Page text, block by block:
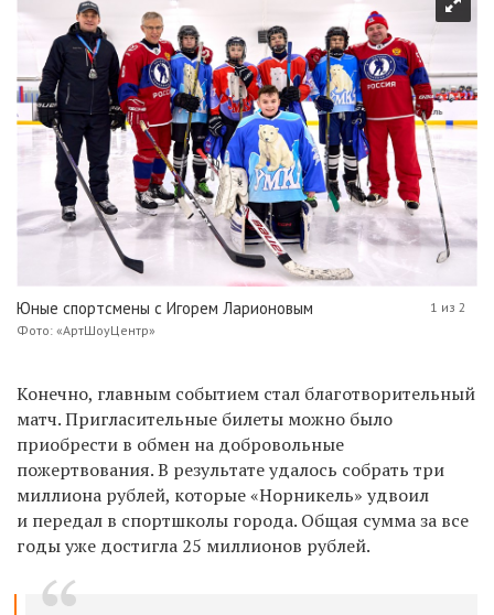
Юные спортсмены с Игорем Ларионовым
Фото: «АртШоуЦентр»
1 из 2
Конечно, главным событием стал благотворительный
матч. Пригласительные билеты можно было
приобрести в обмен на добровольные
пожертвования. В результате удалось собрать три
миллиона рублей, которые «Норникель» удвоил
и передал в спортшколы города. Общая сумма за все
годы уже достигла 25 миллионов рублей.